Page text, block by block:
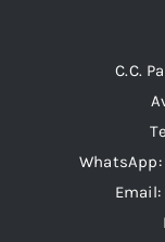
C.C.
WhatsApp:
Email: